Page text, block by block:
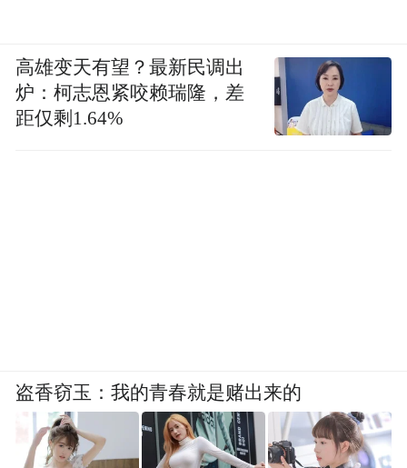
高雄变天有望？最新民调出
炉：柯志恩紧咬赖瑞隆，差
距仅剩1.64%
盗香窃玉：我的青春就是赌出来的